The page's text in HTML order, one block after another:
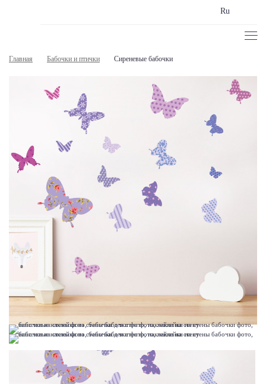
Ru
Главная Бабочки и птички Сиреневые бабочки